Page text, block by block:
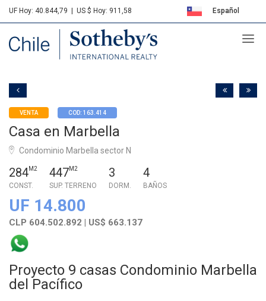
UF Hoy: 40.844,79 US $ Hoy: 911,58 Español
Sotheby's
VENTA COD: 163.414
Casa en Marbella
Condominio Marbella sector N
284M2
CONST.
447M2
SUP. TERRENO
3
DORM.
4
BAÑOS
UF 14.800
CLP 604.502.892 | US$ 663.137
Proyecto 9 casas Condominio Marbella
del Pacífico